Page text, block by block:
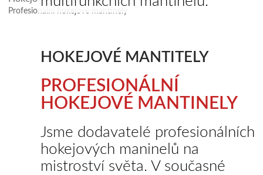
Profesionální hokejové mantinely
HOKEJOVÉ MANTITELY
PROFESIONÁLNÍ
HOKEJOVÉ MANTINELY
Jsme dodavatelé profesionálních
hokejových maninelů na
mistroství světa. V současné